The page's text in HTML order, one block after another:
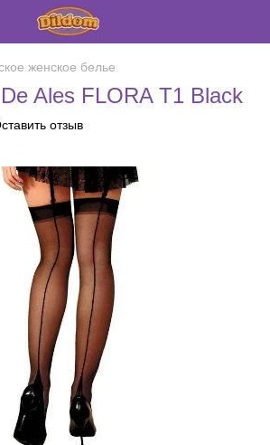
женское белье
Ales FLORA T1 Black
отзыв